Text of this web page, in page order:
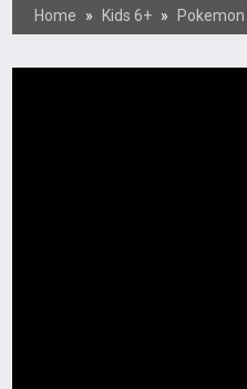
Home » Kids 6+ » Pokemon